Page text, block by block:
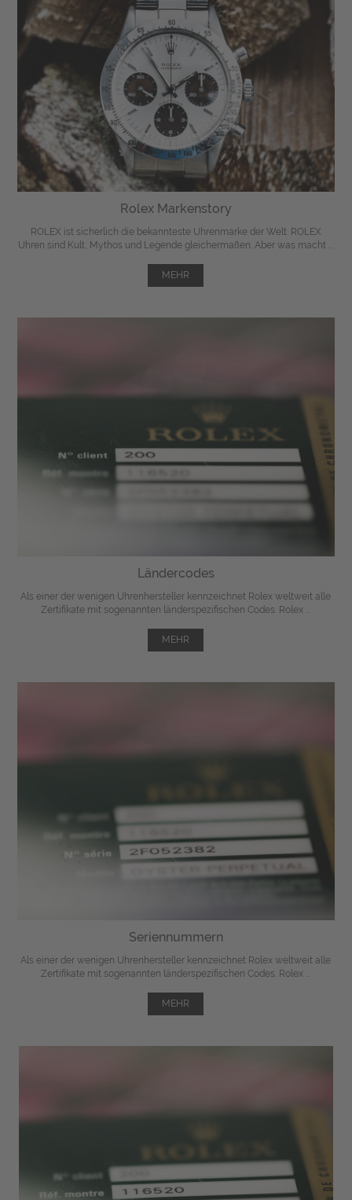
Rolex Markenstory
ROLEX ist sicherlich die bekannteste Uhrenmarke der Welt. ROLEX
Uhren sind Kult, Mythos und Legende gleichermaßen. Aber was macht ...
MEHR
Ländercodes
Als einer der wenigen Uhrenhersteller kennzeichnet Rolex weltweit alle
Zertifikate mit sogenannten länderspezifischen Codes. Rolex ...
MEHR
Seriennummern
Als einer der wenigen Uhrenhersteller kennzeichnet Rolex weltweit alle
Zertifikate mit sogenannten länderspezifischen Codes. Rolex ...
MEHR